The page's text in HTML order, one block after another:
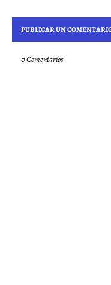
PUBLICAR UN
0 Comentarios